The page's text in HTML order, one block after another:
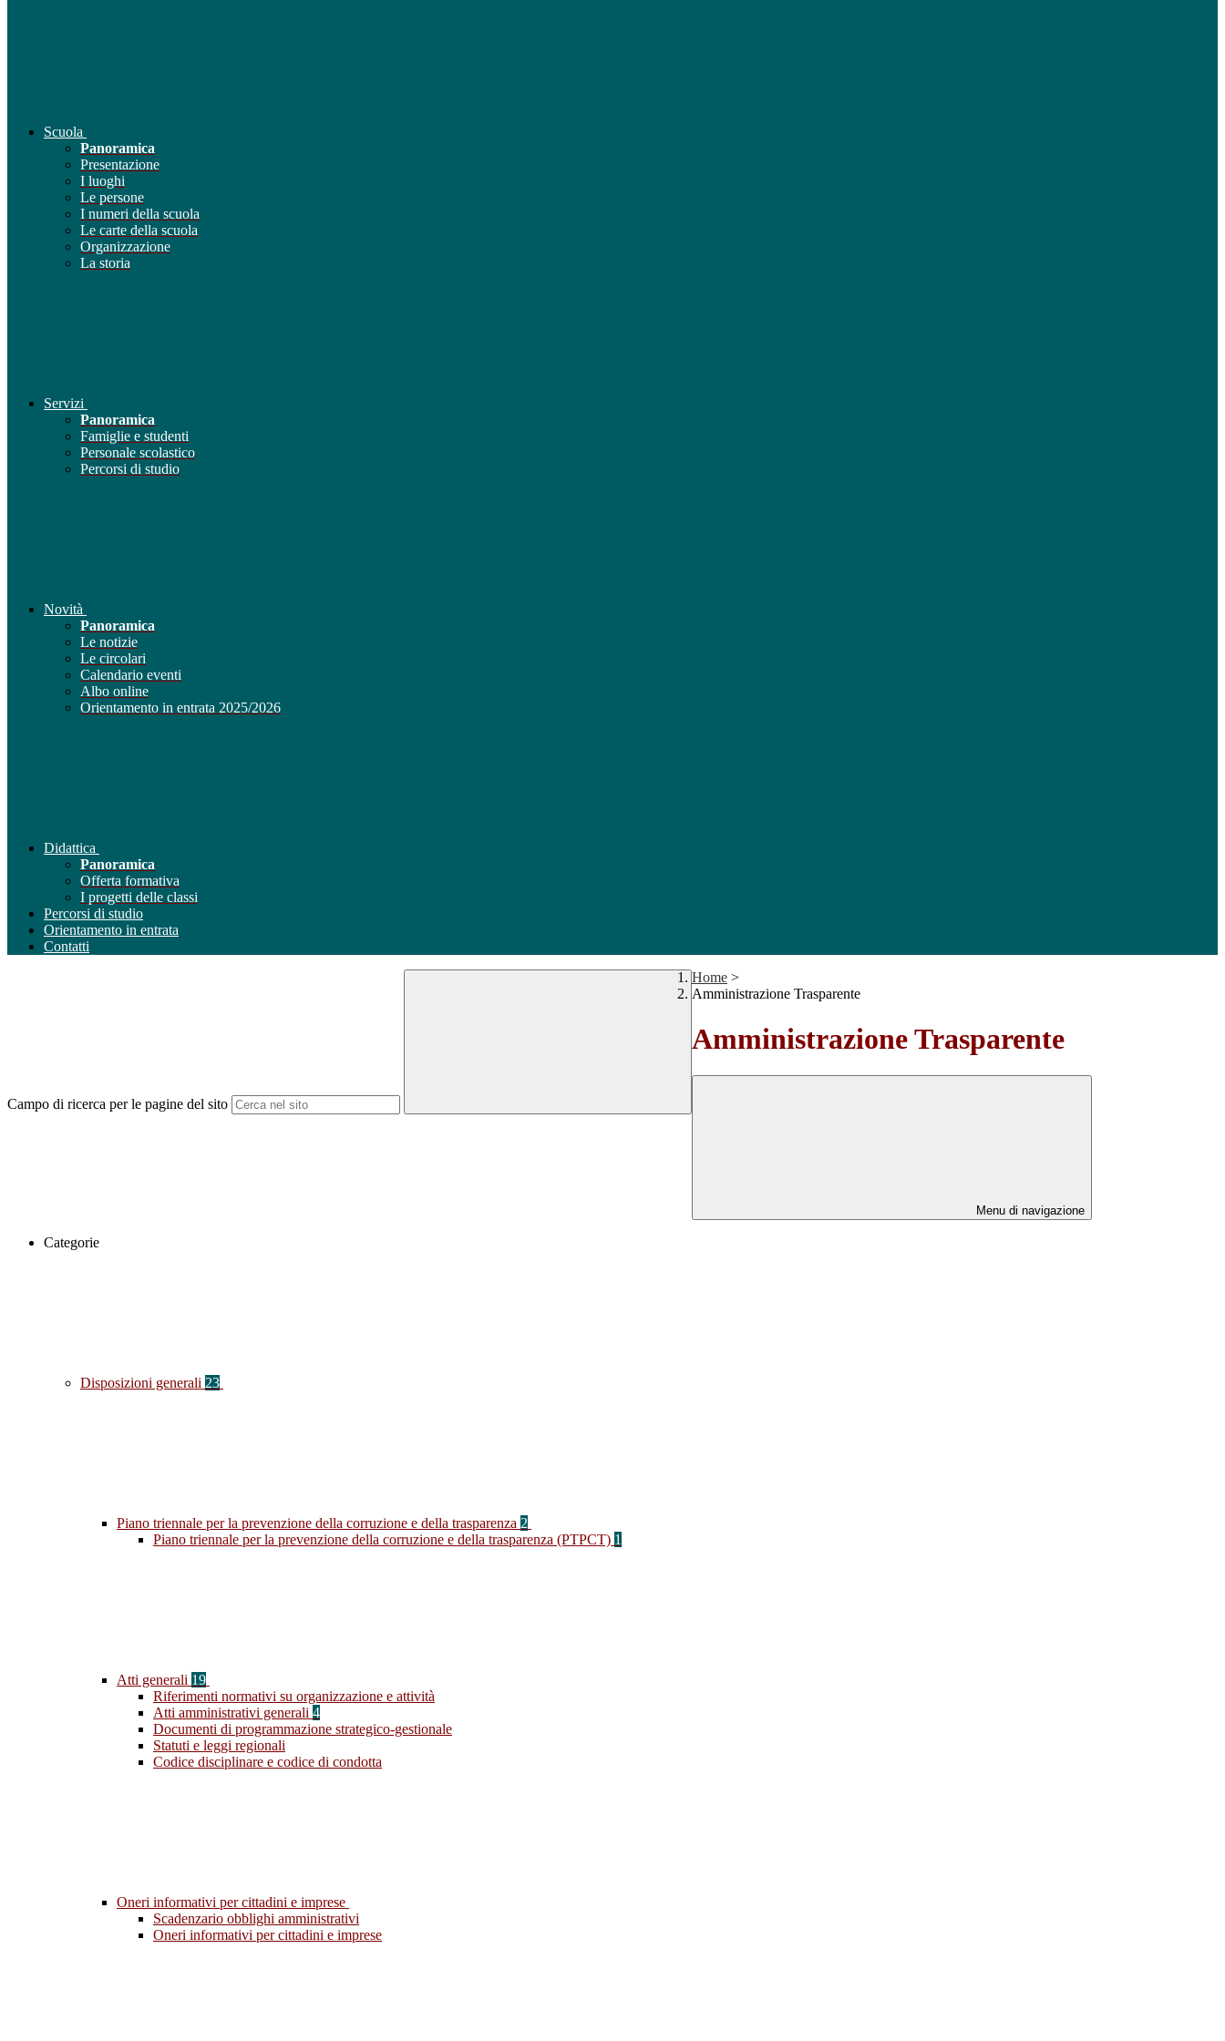
Scuola
Panoramica
Presentazione
I luoghi
Le persone
I numeri della scuola
Le carte della scuola
Organizzazione
La storia
Servizi
Panoramica
Famiglie e studenti
Personale scolastico
Percorsi di studio
Novità
Panoramica
Le notizie
Le circolari
Calendario eventi
Albo online
Orientamento in entrata 2025/2026
Didattica
Panoramica
Offerta formativa
I progetti delle classi
Percorsi di studio
Orientamento in entrata
Contatti
Campo di ricerca per le pagine del sito
Home >
Amministrazione Trasparente
Amministrazione Trasparente
Menu di navigazione
Categorie
Disposizioni generali 23
Piano triennale per la prevenzione della corruzione e della trasparenza 2
Piano triennale per la prevenzione della corruzione e della trasparenza (PTPCT) 1
Atti generali 19
Riferimenti normativi su organizzazione e attività
Atti amministrativi generali 4
Documenti di programmazione strategico-gestionale
Statuti e leggi regionali
Codice disciplinare e codice di condotta
Oneri informativi per cittadini e imprese
Scadenzario obblighi amministrativi
Oneri informativi per cittadini e imprese